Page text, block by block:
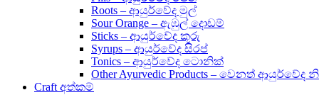
Roots – ආයුර්වේද මුල්
Sour Orange – ඇඹුල් දොඩම්
Sticks – ආයුර්වේද කූරු
Syrups – ආයුර්වේද සිරප්
Tonics – ආයුර්වේද ටොනික්
Other Ayurvedic Products – වෙනත් ආයුර්වේද
Craft අත්කම්